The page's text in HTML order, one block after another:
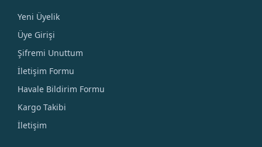
Yeni Üyelik
Üye Girişi
Şifremi Unuttum
İletişim Formu
Havale Bildirim Formu
Kargo Takibi
İletişim